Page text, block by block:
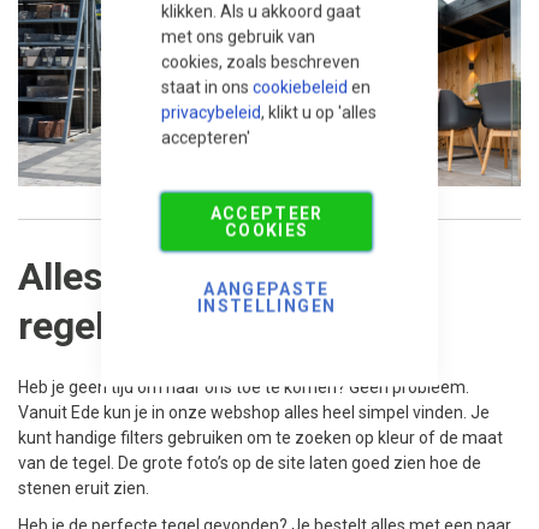
klikken. Als u akkoord gaat
met ons gebruik van
cookies, zoals beschreven
staat in ons cookiebeleid en
privacybeleid, klikt u op 'alles
accepteren'
ACCEPTEER
COOKIES
AANGEPASTE
INSTELLINGEN
Alles makkelijk online
regelen
Heb je geen tijd om naar ons toe te komen? Geen probleem.
Vanuit Ede kun je in onze webshop alles heel simpel vinden. Je
kunt handige filters gebruiken om te zoeken op kleur of de maat
van de tegel. De grote foto’s op de site laten goed zien hoe de
stenen eruit zien.